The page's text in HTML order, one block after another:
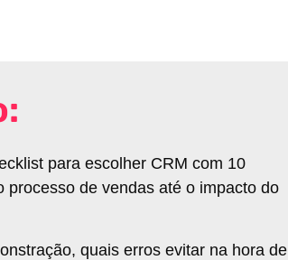
para escolher CRM com 10
de vendas até o impacto do
quais erros evitar na hora de